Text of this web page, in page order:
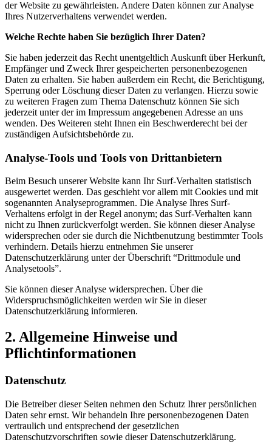
der Website zu gewährleisten. Andere Daten können zur Analyse
Ihres Nutzerverhaltens verwendet werden.
Welche Rechte haben Sie bezüglich Ihrer Daten?
Sie haben jederzeit das Recht unentgeltlich Auskunft über Herkunft,
Empfänger und Zweck Ihrer gespeicherten personenbezogenen
Daten zu erhalten. Sie haben außerdem ein Recht, die Berichtigung,
Sperrung oder Löschung dieser Daten zu verlangen. Hierzu sowie
zu weiteren Fragen zum Thema Datenschutz können Sie sich
jederzeit unter der im Impressum angegebenen Adresse an uns
wenden. Des Weiteren steht Ihnen ein Beschwerderecht bei der
zuständigen Aufsichtsbehörde zu.
Analyse-Tools und Tools von Drittanbietern
Beim Besuch unserer Website kann Ihr Surf-Verhalten statistisch
ausgewertet werden. Das geschieht vor allem mit Cookies und mit
sogenannten Analyseprogrammen. Die Analyse Ihres Surf-
Verhaltens erfolgt in der Regel anonym; das Surf-Verhalten kann
nicht zu Ihnen zurückverfolgt werden. Sie können dieser Analyse
widersprechen oder sie durch die Nichtbenutzung bestimmter Tools
verhindern. Details hierzu entnehmen Sie unserer
Datenschutzerklärung unter der Überschrift “Drittmodule und
Analysetools”.
Sie können dieser Analyse widersprechen. Über die
Widerspruchsmöglichkeiten werden wir Sie in dieser
Datenschutzerklärung informieren.
2. Allgemeine Hinweise und
Pflichtinformationen
Datenschutz
Die Betreiber dieser Seiten nehmen den Schutz Ihrer persönlichen
Daten sehr ernst. Wir behandeln Ihre personenbezogenen Daten
vertraulich und entsprechend der gesetzlichen
Datenschutzvorschriften sowie dieser Datenschutzerklärung.